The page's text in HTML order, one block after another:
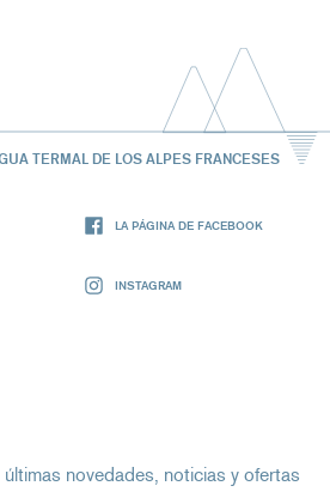
TERMAL DE LOS ALPES FRANCESES
LA PÁGINA DE FACEBOOK
INSTAGRAM
novedades, noticias y ofertas